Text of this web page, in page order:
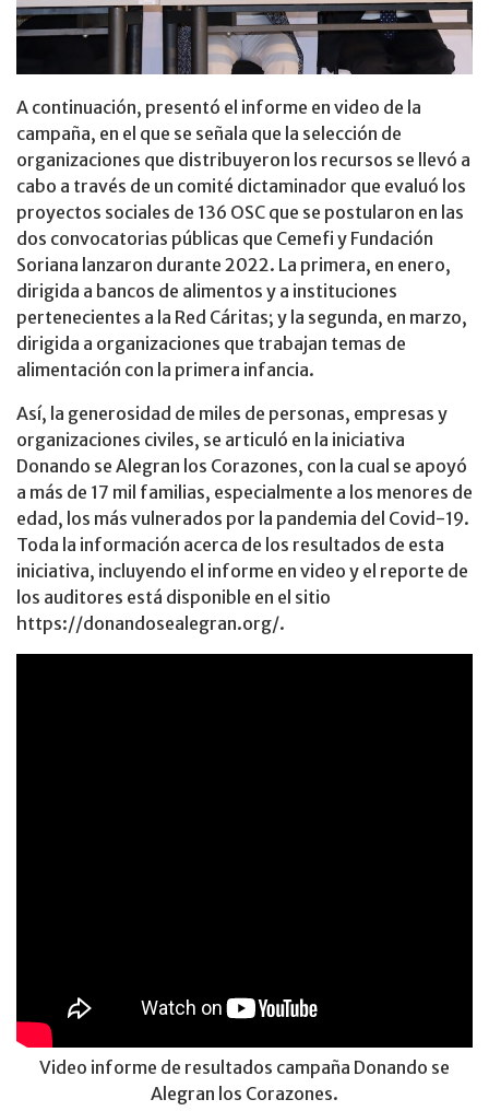
A continuación, presentó el informe en video de la
campaña, en el que se señala que la selección de
organizaciones que distribuyeron los recursos se llevó a
cabo a través de un comité dictaminador que evaluó los
proyectos sociales de 136 OSC que se postularon en las
dos convocatorias públicas que Cemefi y Fundación
Soriana lanzaron durante 2022. La primera, en enero,
dirigida a bancos de alimentos y a instituciones
pertenecientes a la Red Cáritas; y la segunda, en marzo,
dirigida a organizaciones que trabajan temas de
alimentación con la primera infancia.
Así, la generosidad de miles de personas, empresas y
organizaciones civiles, se articuló en la iniciativa
Donando se Alegran los Corazones, con la cual se apoyó
a más de 17 mil familias, especialmente a los menores de
edad, los más vulnerados por la pandemia del Covid-19.
Toda la información acerca de los resultados de esta
iniciativa, incluyendo el informe en video y el reporte de
los auditores está disponible en el sitio
https://donandosealegran.org/.
Video informe de resultados campaña Donando se
Alegran los Corazones.